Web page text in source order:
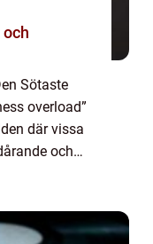
Sötaste
overload”
där vissa
och